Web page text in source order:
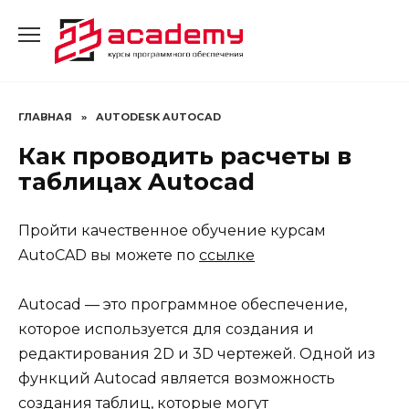
содержанию
ГЛАВНАЯ » AUTODESK AUTOCAD
Как проводить расчеты в
таблицах Autocad
Пройти качественное обучение курсам
AutoCAD вы можете по ссылке
Autocad — это программное обеспечение,
которое используется для создания и
редактирования 2D и 3D чертежей. Одной из
функций Autocad является возможность
создания таблиц, которые могут